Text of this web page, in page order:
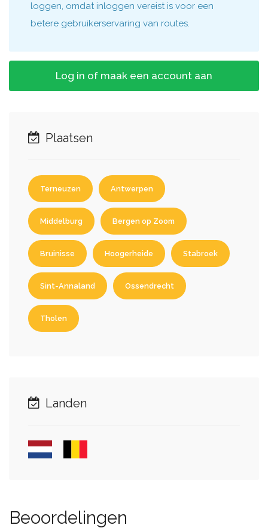
loggen, omdat inloggen vereist is voor een
betere gebruikerservaring van routes.
Log in of maak een account aan
Plaatsen
Terneuzen Antwerpen
Middelburg Bergen op Zoom
Bruinisse Hoogerheide Stabroek
Sint-Annaland Ossendrecht
Tholen
Landen
Beoordelingen